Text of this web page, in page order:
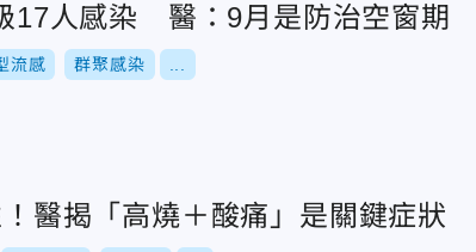
17人感染 醫：9月是防治空窗期
流感 群聚感染
醫揭「高燒＋酸痛」是關鍵症狀